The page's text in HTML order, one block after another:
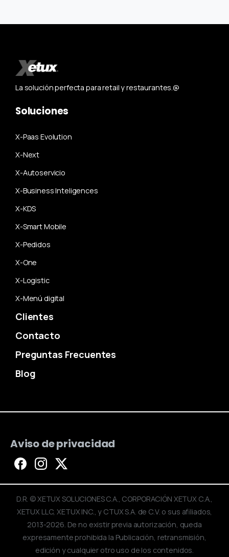
La solución perfecta para retail y restaurantes.@
Soluciones
X-Paas Evolution
X-Next
X-Autoservicio
X-Business Inteligences
X-KDS
X-Smart Mobile
X-Pedidos
X-One
X-Logistic
X-Menú digital
Clientes
Contacto
Preguntas Frecuentes
Blog
Aviso de privacidad
D.R. © XETUX SOLUCIONES C.A., CORPORACIÓN XETUX C.A.,
XETUX LLC, XETUX INC., y CTUX S.A. de C.V. o sus afiliados,
2013-2026. De no existir previa autorización, queda
expresamente prohibida la Publicación, retransmisión,
edición y cualquier otro uso de los contenidos.